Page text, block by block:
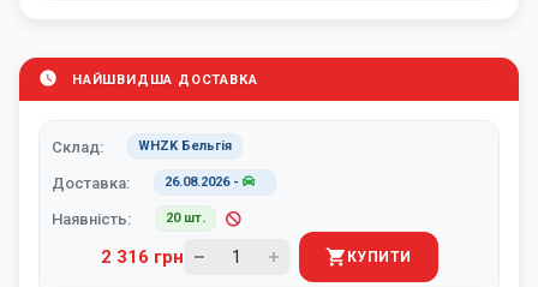
НАЙШВИДША ДОСТАВКА
Склад: WHZK Бельгія
Доставка: 26.08.2026-
Наявність: 20 шт.
2 316 грн КУПИТИ